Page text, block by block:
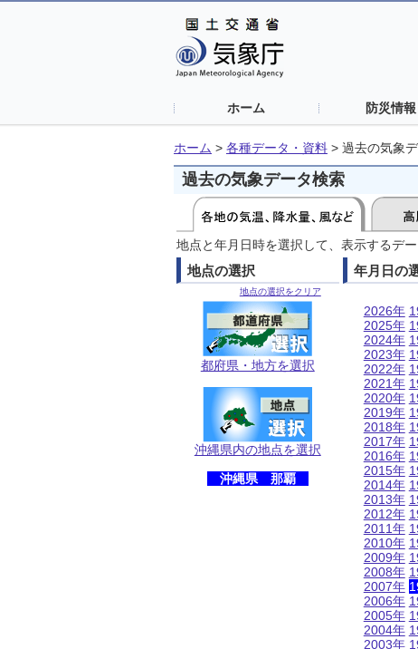
ホーム 防災情報
ホーム > 各種データ・資料 > 過去の気象
過去の気象データ検索
地点と年月日時を選択して、表示するデ
地点の選択
地点の選択をクリア
都府県・地方を選択
沖縄県内の地点を選択
沖縄県 那覇
年月日の
2026年
2025年
2024年
2023年
2022年
2021年
2020年
2019年
2018年
2017年
2016年
2015年
2014年
2013年
2012年
2011年
2010年
2009年
2008年
2007年
2006年
2005年
2004年
2003年